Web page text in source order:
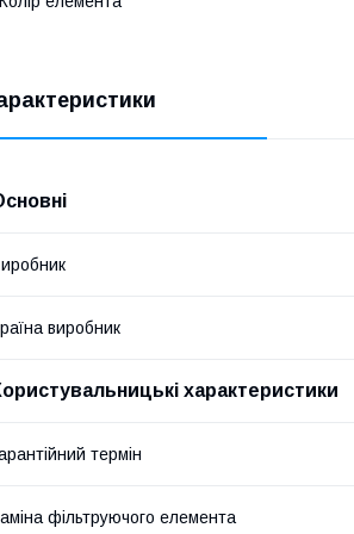
виробник
характеристики
термін
фільтруючого елемента